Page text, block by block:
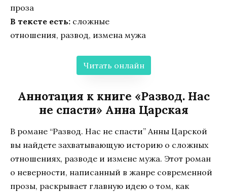
проза
В тексте есть: сложные
отношения, развод, измена мужа
Читать онлайн
Аннотация к книге «Развод. Нас
не спасти» Анна Царская
В романе “Развод. Нас не спасти” Анны Царской
вы найдете захватывающую историю о сложных
отношениях, разводе и измене мужа. Этот роман
о неверности, написанный в жанре современной
прозы, раскрывает главную идею о том, как